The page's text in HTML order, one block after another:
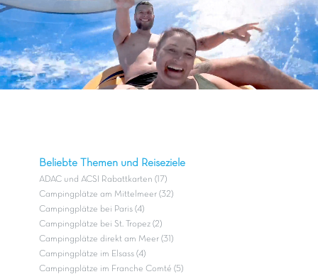
Beliebte Themen und Reiseziele
ADAC und ACSI Rabattkarten (17)
Campingplätze am Mittelmeer (32)
Campingplätze bei Paris (4)
Campingplätze bei St. Tropez (2)
Campingplätze direkt am Meer (31)
Campingplätze im Elsass (4)
Campingplätze im Franche Comté (5)